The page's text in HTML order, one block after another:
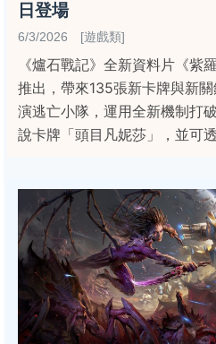
日登場
6/3/2026 [遊戲類]
《爐石戰記》全新資料片《紫
推出，帶來135張新卡牌與新
演逃亡小隊，運用全新機制打
說卡牌「頭目凡妮莎」，並可